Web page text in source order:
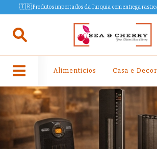
🇹🇷 Produtos importados da Turquia com entrega
Alimenticios Casa e